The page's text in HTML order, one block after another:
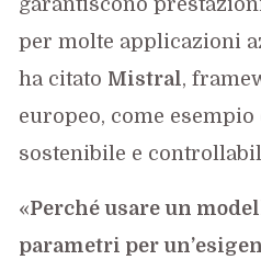
per molte applicazioni
ha citato Mistral ,
europeo, come
sostenibile e
«Perché usare un
parametri per